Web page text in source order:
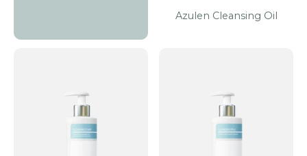
Azulen Cleansing Oil